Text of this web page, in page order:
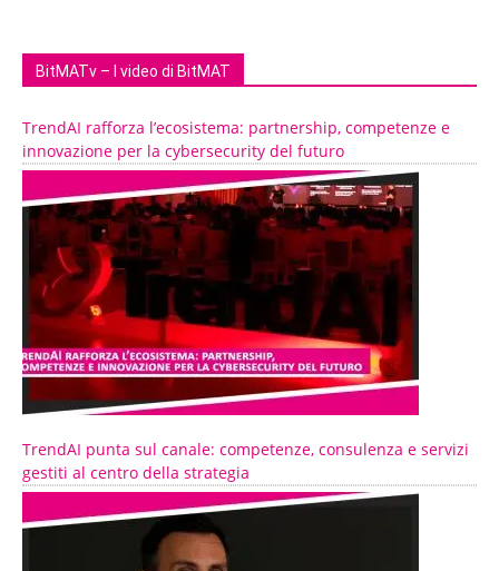
BitMATv – I video di BitMAT
TrendAI rafforza l’ecosistema: partnership, competenze e
innovazione per la cybersecurity del futuro
TrendAI punta sul canale: competenze, consulenza e servizi
gestiti al centro della strategia